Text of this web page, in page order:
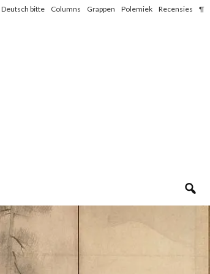
Deutsch bitte Columns Grappen Polemiek Recensies ¶